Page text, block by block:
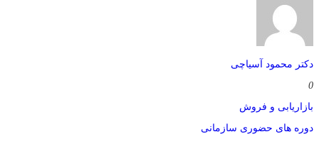
دکتر محمود آسیاچی
0
بازاریابی و فروش
دوره های حضوری سازمانی